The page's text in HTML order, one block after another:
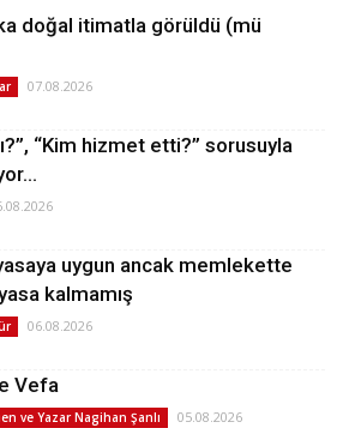
doğal itimatla görüldü (mü
07.08.2026
“Kim hizmet etti?” sorusuyla
uygun ancak memlekette
kalmamış
06.08.2026
Vefa
ve Yazar Nagihan Şanlı 05.08.2026